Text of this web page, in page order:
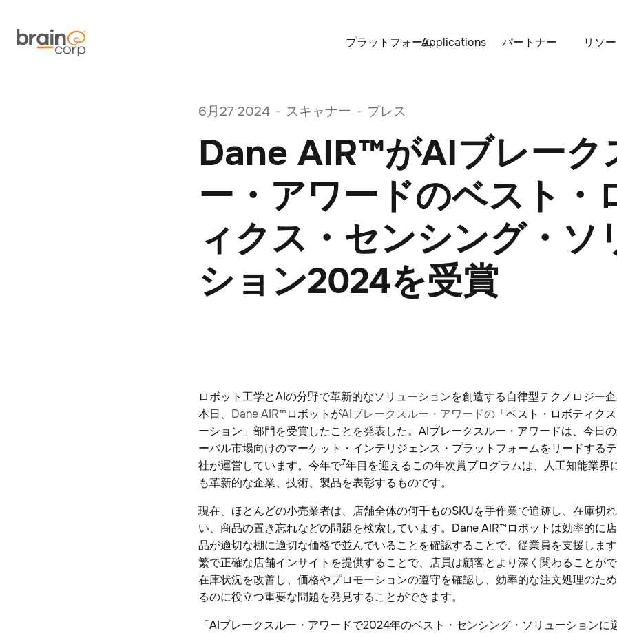
プラットフォームApplications パートナー リソ
6月27 2024 - スキャナー - プレス
Dane AIR™がAIブレーク
ー・アワードのベスト・
ィクス・センシング・ソ
ション2024を受賞
ロボット工学とAIの分野で革新的なソリューションを創造する自律型テクノロジー
本日、 Dane AIR™ロボットがAIブレークスルー・アワードの 「ベスト・ロボティク
ーション」部門を受賞したことを発表した。AIブレークスルー・アワードは、今日
ーバル市場向けのマーケット・インテリジェンス・プラットフォームをリードする
社が運営しています。今年で7年目を迎えるこの年次賞プログラムは、人工知能業界
も革新的な企業、技術、製品を表彰するものです。
現在、ほとんどの小売業者は、店舗全体の何千ものSKUを手作業で追跡し、在庫切
い、商品の置き忘れなどの問題を検索しています。Dane AIR™ロボットは効率的に
品が適切な棚に適切な価格で並んでいることを確認することで、従業員を支援しま
繁で正確な店舗インサイトを提供することで、店員は顧客とより深く関わることが
在庫状況を改善し、価格やプロモーションの遵守を確認し、効率的な注文処理のた
るのに役立つ重要な問題を発見することができます。
「AIブレークスルー・アワードで2024年のベスト・センシング・ソリューションに